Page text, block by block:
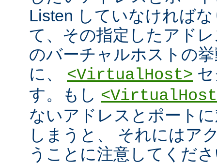
Listen していなければ
て、その指定したアド
のバーチャルホストの
に、 <VirtualHost>
す。もし
ないアドレスとポート
しまうと、 それにはア
うことに注意してくだ